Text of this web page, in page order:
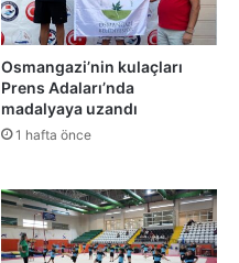
Osmangazi’nin kulaçları
Prens Adaları’nda
madalyaya uzandı
1 hafta önce